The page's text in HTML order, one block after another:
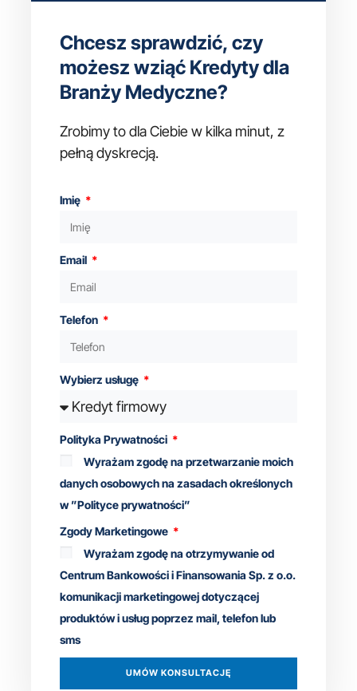
Chcesz sprawdzić, czy
możesz wziąć Kredyty dla
Branży Medyczne?
Zrobimy to dla Ciebie w kilka minut, z
pełną dyskrecją.
Imię
Email
Telefon
Wybierz usługę
Polityka Prywatności
Wyrażam zgodę na przetwarzanie moich
danych osobowych na zasadach określonych
w ”Polityce prywatności”
Zgody Marketingowe
Wyrażam zgodę na otrzymywanie od
Centrum Bankowości i Finansowania Sp. z o.o.
komunikacji marketingowej dotyczącej
produktów i usług poprzez mail, telefon lub
sms
UMÓW KONSULTACJĘ